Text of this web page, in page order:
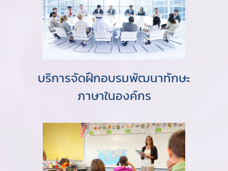
บริการจัดฝึกอบรมพัฒนาทักษะ
ภาษาในองค์กร